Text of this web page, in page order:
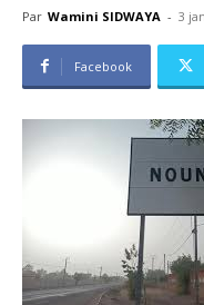
Par Wamini SIDWAYA - 3
Facebook